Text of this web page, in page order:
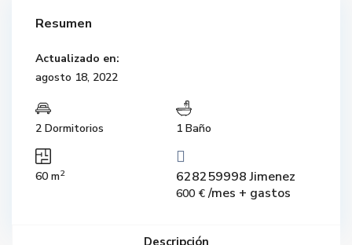
Resumen
Actualizado en:
agosto 18, 2022
2 Dormitorios 1 Baño
60 m2 628259998 Jimenez
600 €/mes + gastos
Descripción